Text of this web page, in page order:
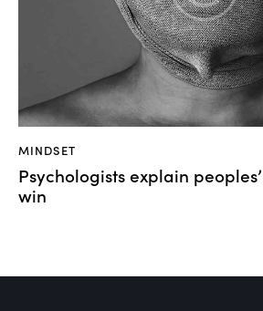
MINDSET
Psychologists explain
win